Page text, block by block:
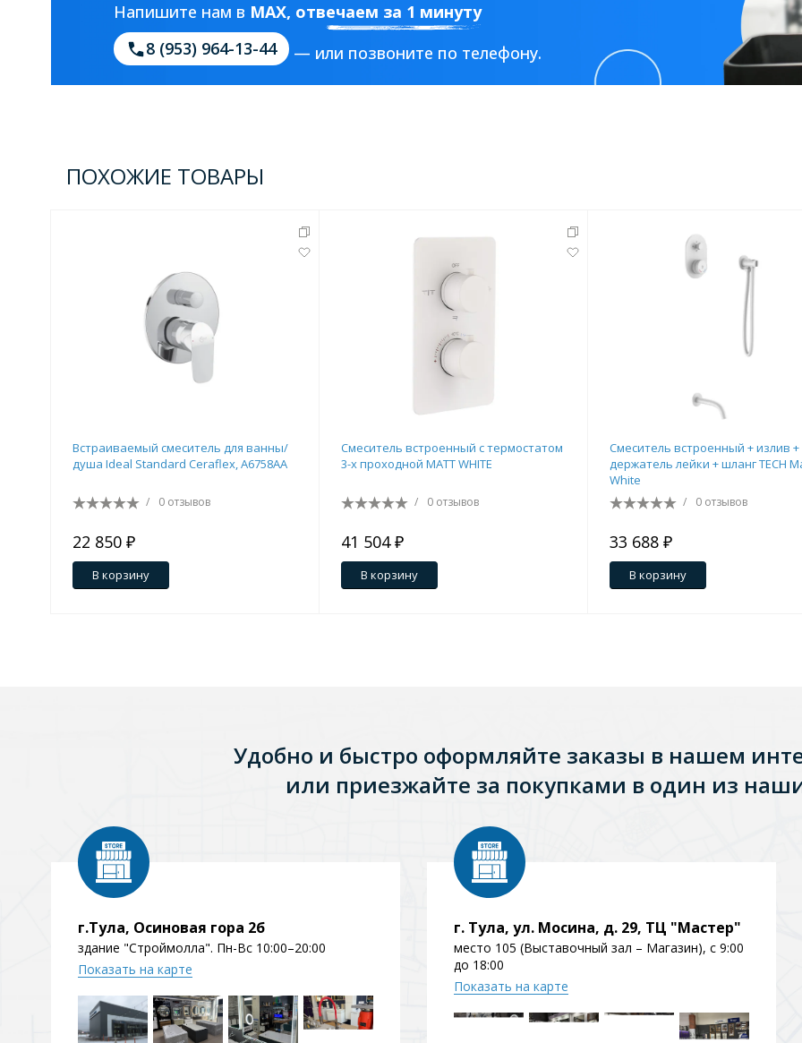
Напишите нам в MAX, отвечаем за 1 минуту
8 (953) 964-13-44
— или позвоните по телефону.
ПОХОЖИЕ ТОВАРЫ
Встраиваемый смеситель для ванны/
душа Ideal Standard Ceraflex, A6758AA
/ 0 отзывов
22 850 ₽
В корзину
Смеситель встроенный с термостатом
3-х проходной MATT WHITE
/ 0 отзывов
41 504 ₽
В корзину
Смеситель встроенный + излив +
держатель лейки + шланг TECH
White
/ 0 отзывов
33 688 ₽
В корзину
Удобно и быстро оформляйте заказы в нашем
или приезжайте за покупками в один из
г.Тула, Осиновая гора 2б
здание "Строймолла". Пн-Вс 10:00–20:00
Показать на карте
г. Тула, ул. Мосина, д. 29, ТЦ "Мастер"
место 105 (Выставочный зал – Магазин), с 9:00
до 18:00
Показать на карте